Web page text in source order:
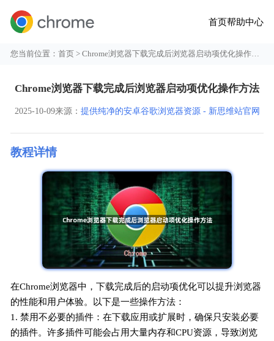
首页帮助中心
您当前位置：首页 > Chrome浏览器下载完成后浏览器启动项优化操作方法
Chrome浏览器下载完成后浏览器启动项优化操作方法
2025-10-09来源： 提供纯净的安卓谷歌浏览器资源 - 新思维站官网
教程详情
在Chrome浏览器中，下载完成后的启动项优化可以提升浏览器
的性能和用户体验。以下是一些操作方法：
1. 禁用不必要的插件：在下载应用或扩展时，确保只安装必要
的插件。许多插件可能会占用大量内存和CPU资源，导致浏览